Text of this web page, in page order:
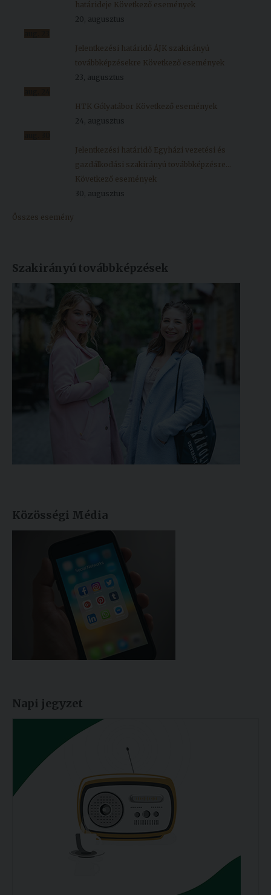
határideje Következő események
20, augusztus
Jelentkezési határidő ÁJK szakirányú
továbbképzésekre Következő események
23, augusztus
HTK Gólyatábor Következő események
24, augusztus
Jelentkezési határidő Egyházi vezetési és
gazdálkodási szakirányú továbbképzésre...
Következő események
30, augusztus
Összes esemény
Szakirányú továbbképzések
Közösségi Média
Napi jegyzet